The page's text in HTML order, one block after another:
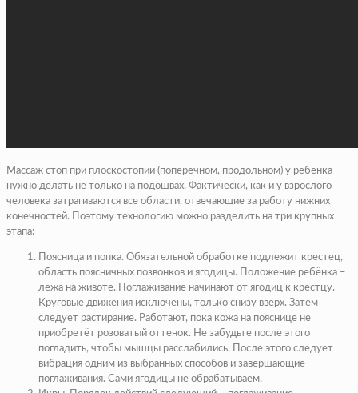
Массаж стоп при плоскостопии (поперечном, продольном) у ребёнка
нужно делать не только на подошвах. Фактически, как и у взрослого
человека затрагиваются все области, отвечающие за работу нижних
конечностей. Поэтому технологию можно разделить на три крупных
этапа:
Поясница и попка. Обязательной обработке подлежит крестец,
область поясничных позвонков и ягодицы. Положение ребёнка –
лежа на животе. Поглаживание начинают от ягодиц к крестцу.
Круговые движения исключены, только снизу вверх. Затем
следует растирание. Работают, пока кожа на пояснице не
приобретёт розоватый оттенок. Не забудьте после этого
погладить, чтобы мышцы расслабились. После этого следует
вибрация одним из выбранных способов и завершающие
поглаживания. Сами ягодицы не обрабатываем.